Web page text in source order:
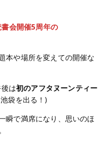
会開催5周年の
本や場所を変えての開催な
は初のアフタヌーンティー
袋を出る！)
瞬で満席になり、思いのほ